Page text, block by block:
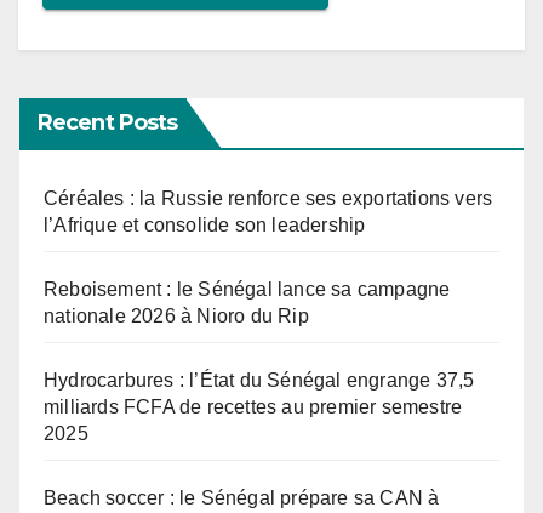
Recent Posts
Céréales : la Russie renforce ses exportations vers
l’Afrique et consolide son leadership
Reboisement : le Sénégal lance sa campagne
nationale 2026 à Nioro du Rip
Hydrocarbures : l’État du Sénégal engrange 37,5
milliards FCFA de recettes au premier semestre
2025
Beach soccer : le Sénégal prépare sa CAN à